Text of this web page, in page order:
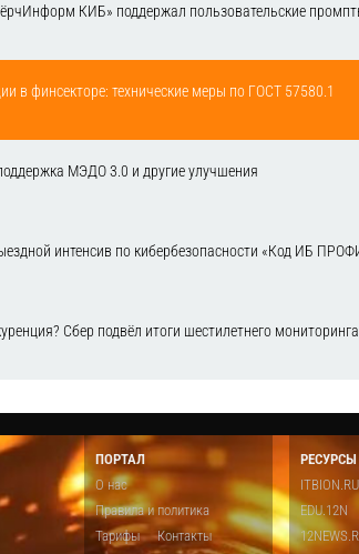
КИБ» поддержал пользовательские
в финсекторе: технические меры по ГОСТ 57580.1
МЭДО 3.0 и другие улучшения
интенсив по кибербезопасности «Код ИБ
Сбер подвёл итоги шестилетнего
ПОРТАЛ
О нас
Правила и политика
Тарифы
Контакты
РЕСУРСЫ
ITBION.RU
EDU.12N